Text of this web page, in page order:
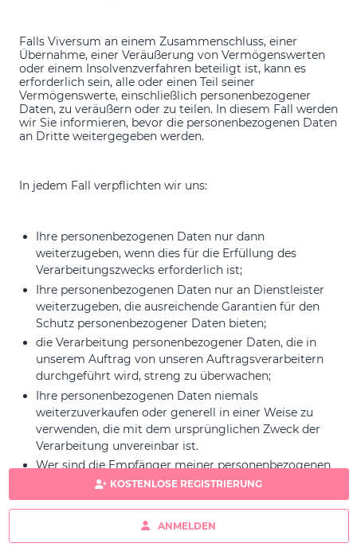
KOSTENLOSE REGISTRIERUNG
ANMELDEN
Falls Viversum an einem Zusammenschluss, einer
Übernahme, einer Veräußerung von Vermögenswerten
oder einem Insolvenzverfahren beteiligt ist, kann es
erforderlich sein, alle oder einen Teil seiner
Vermögenswerte, einschließlich personenbezogener
Daten, zu veräußern oder zu teilen. In diesem Fall werden
wir Sie informieren, bevor die personenbezogenen Daten
an Dritte weitergegeben werden.
In jedem Fall verpflichten wir uns:
Ihre personenbezogenen Daten nur dann
weiterzugeben, wenn dies für die Erfüllung des
Verarbeitungszwecks erforderlich ist;
Ihre personenbezogenen Daten nur an Dienstleister
weiterzugeben, die ausreichende Garantien für den
Schutz personenbezogener Daten bieten;
die Verarbeitung personenbezogener Daten, die in
unserem Auftrag von unseren Auftragsverarbeitern
durchgeführt wird, streng zu überwachen;
Ihre personenbezogenen Daten niemals
weiterzuverkaufen oder generell in einer Weise zu
verwenden, die mit dem ursprünglichen Zweck der
Verarbeitung unvereinbar ist.
Wer sind die Empfänger meiner personenbezogenen
Die Empfänger Ihrer personenbezogenen Daten sind: